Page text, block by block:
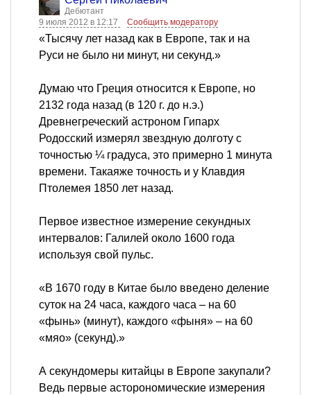
Дебютант
9 июля 2012 в 12:17
Сообщить модератору
«Тысячу лет назад как в Европе, так и на
Руси не было ни минут, ни секунд.»
Думаю что Греция относится к Европе, но
2132 года назад (в 120 г. до н.э.)
Древнегреческий астроном Гипарх
Родосский измерял звездную долготу с
точностью ¼ градуса, это примерно 1 минута
времени. Такаяже точность и у Клавдия
Птолемея 1850 лет назад.
Первое известное измерение секундных
интервалов: Галилей около 1600 года
используя свой пульс.
«В 1670 году в Китае было введено деление
суток на 24 часа, каждого часа – на 60
«фынь» (минут), каждого «фыня» – на 60
«мяо» (секунд).»
А секундомеры китайцы в Европе закупали?
Ведь первые асторономические измерения